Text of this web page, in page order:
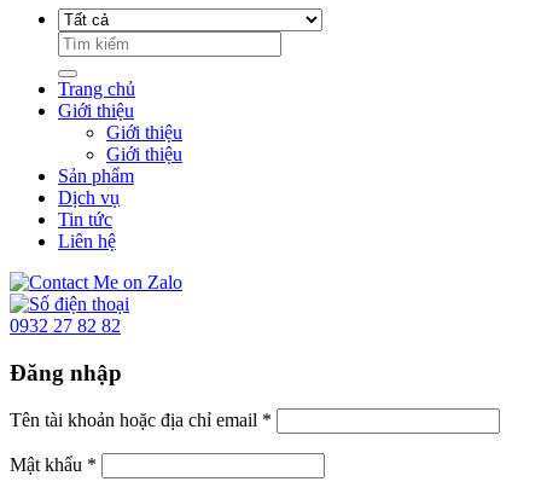
Trang chủ
Giới thiệu
Giới thiệu
Giới thiệu
Sản phẩm
Dịch vụ
Tin tức
Liên hệ
0932 27 82 82
Đăng nhập
Tên tài khoản hoặc địa chỉ email *
Mật khẩu *